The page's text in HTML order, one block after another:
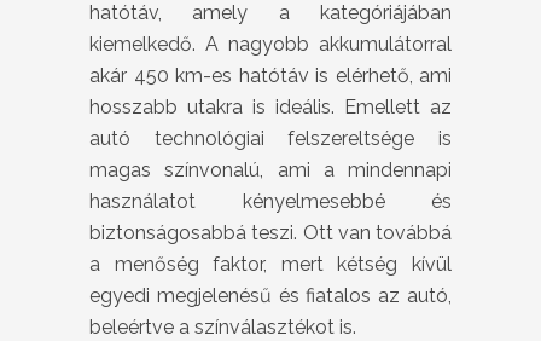
hatótáv, amely a kategóriájában
kiemelkedő. A nagyobb akkumulátorral
akár 450 km-es hatótáv is elérhető, ami
hosszabb utakra is ideális. Emellett az
autó technológiai felszereltsége is
magas színvonalú, ami a mindennapi
használatot kényelmesebbé és
biztonságosabbá teszi. Ott van továbbá
a menőség faktor, mert kétség kívül
egyedi megjelenésű és fiatalos az autó,
beleértve a színválasztékot is.